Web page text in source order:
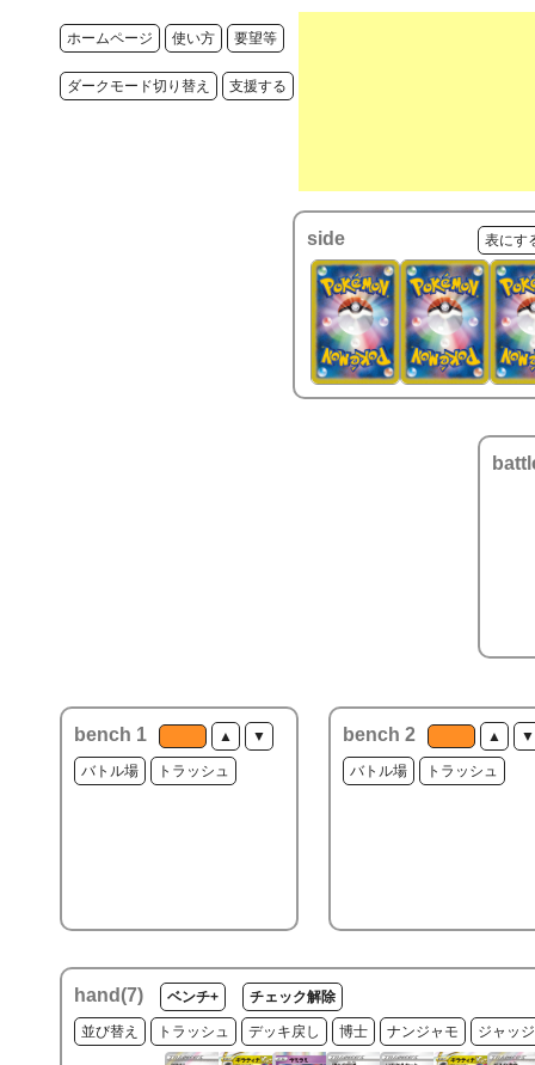
ホームページ 使い方 要望等
ダークモード切り替え 支援する
side 表にす
bench 1 ▲ ▼
バトル場 トラッシュ
bench 2 ▲ ▼
バトル場 トラッシュ
hand(7) ベンチ+ チェック解除
並び替え トラッシュ デッキ戻し 博士 ナンジャモ ジャッ